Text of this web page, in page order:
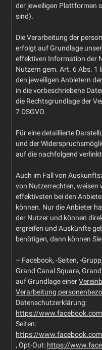
der jeweiligen Plattformen
sind).
Die Verarbeitung der
erfolgt auf Grundlage
effektiven Information der
Nutzern gem. Art. 6 Abs. 1
den jeweiligen Anbietern
in die vorbeschriebene
die Rechtsgrundlage der
7 DSGVO.
Für eine detaillierte
und der
auf die nachfolgend
Auch im Fall von
von Nutzerrechten, weisen
effektivsten bei den
können. Nur die Anbieter
der Nutzer und können
ergreifen und Auskünfte
benötigen, dann können
– Facebook, -Seiten, -
Grand Canal Square,
auf Grundlage einer
Verarbeitung
Datenschutzerklärung:
https://
Seiten:
https://
, Opt-Out: https://